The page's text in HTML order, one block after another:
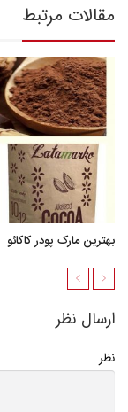
مقالات مرتبط
بهترین مارک پودر کاکائو
ارسال نظر
نظر